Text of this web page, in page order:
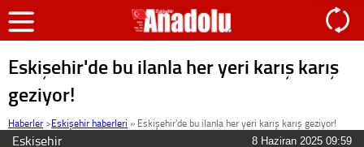
Eskişehir'de bu ilanla her yeri karış karış
geziyor!
Haberler >Eskişehir haberleri » Eskişehir'de bu ilanla her yeri karış karış geziyor!
Eskişehir 8 Haziran 2025 09:59